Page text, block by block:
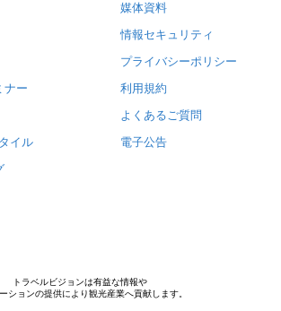
ナー
イル
媒体資料
情報セキュリティ
プライバシーポリシー
利用規約
よくあるご質問
電子公告
トラベルビジョンは有益な情報や
ションの提供により観光産業へ貢献します。